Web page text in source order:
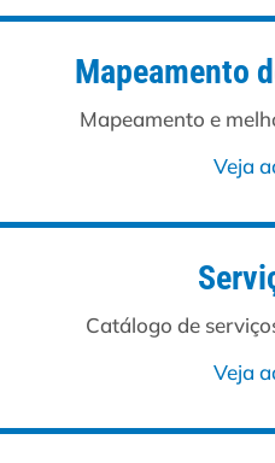
Mapeamento
Mapeamento e
Veja
Catálogo de
Veja